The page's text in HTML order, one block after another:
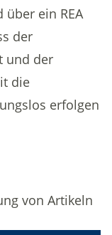
ein REA
der
und der
die
erfolgen
von Artikeln